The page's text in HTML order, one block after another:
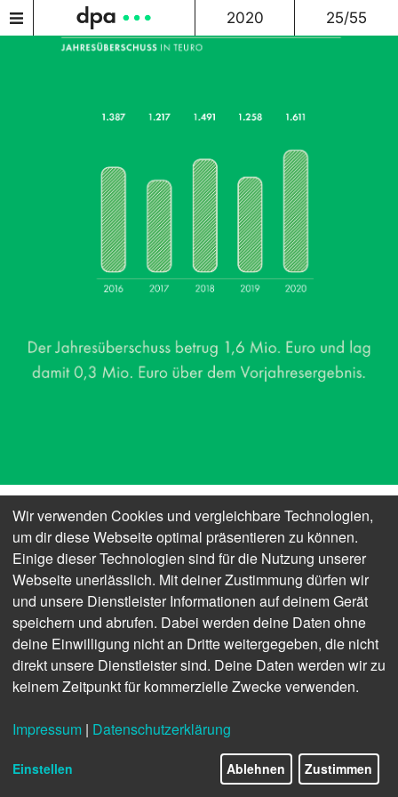
2020 25/55
2. Geschäftsverlauf
Die Auswirkungen der Pandemie auf die dpa und auf
die Medienbranche insgesamt haben das Jahr 2020
geprägt. Beinahe alle unternehmerischen und
publizistischen Entscheidungen hat Deutschlands
größte Nachrichten­agentur unter dem Eindruck der
die digitale Transformation der gesamten Branche
mit Höchstgeschwindigkeit fort. Trotz der
herausfordernden Rahmenbedingungen haben
Wir verwenden Cookies und vergleichbare Technologien,
um dir diese Webseite optimal präsentieren zu können.
Einige dieser Technologien sind für die Nutzung unserer
Webseite unerlässlich. Mit deiner Zustimmung dürfen wir
und unsere Dienstleister Informationen auf deinem Gerät
speichern und abrufen. Dabei werden deine Daten ohne
deine Einwilligung nicht an Dritte weitergegeben, die nicht
direkt unsere Dienstleister sind. Deine Daten werden wir zu
keinem Zeitpunkt für kommerzielle Zwecke verwenden.
Impressum | Datenschutzerklärung
Einstellen Ablehnen Zustimmen